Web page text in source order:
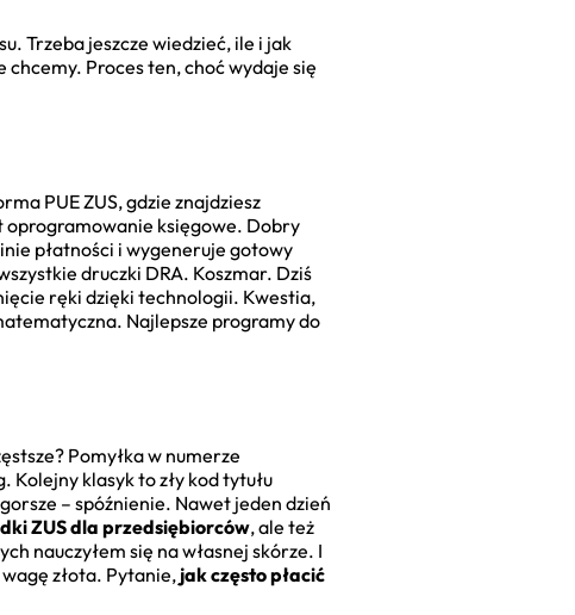
Trzeba jeszcze wiedzieć, ile i jak
Proces ten, choć wydaje się
PUE ZUS, gdzie znajdziesz
oprogramowanie księgowe. Dobry
płatności i wygeneruje gotowy
druczki DRA. Koszmar. Dziś
ręki dzięki technologii. Kwestia,
Najlepsze programy do
Pomyłka w numerze
Kolejny klasyk to zły kod tytułu
– spóźnienie. Nawet jeden dzień
ZUS dla przedsiębiorców, ale też
nauczyłem się na własnej skórze. I
złota. Pytanie, jak często płacić